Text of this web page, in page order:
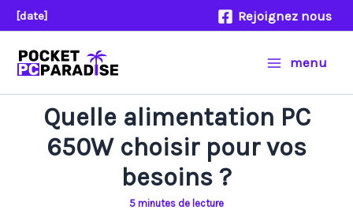
Aller
au
contenu
[date] Rejoignez nous
menu
Quelle alimentation PC
650W choisir pour vos
besoins ?
5 minutes de lecture